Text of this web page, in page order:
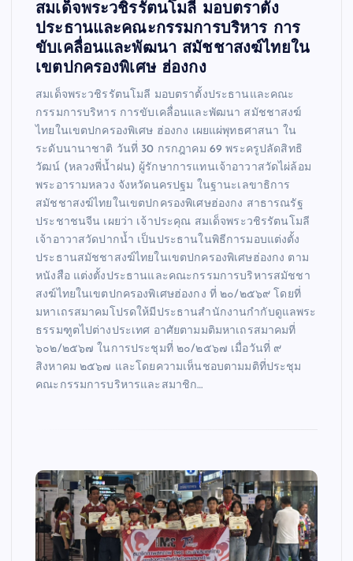
สมเด็จพระวชิรรัตนโมลี มอบตราตั้ง
ประธานและคณะกรรมการบริหาร การ
ขับเคลื่อนและพัฒนา สมัชชาสงฆ์ไทยใน
เขตปกครองพิเศษ ฮ่องกง
สมเด็จพระวชิรรัตนโมลี มอบตราตั้งประธานและคณะ
กรรมการบริหาร การขับเคลื่อนและพัฒนา สมัชชาสงฆ์
ไทยในเขตปกครองพิเศษ ฮ่องกง เผยแผ่พุทธศาสนา ใน
ระดับนานาชาติ วันที่ 30 กรกฎาคม 69 พระครูปลัดสิทธิ
วัฒน์ (หลวงพี่น้ำฝน) ผู้รักษาการแทนเจ้าอาวาสวัดไผ่ล้อม
พระอารามหลวง จังหวัดนครปฐม ในฐานะเลขาธิการ
สมัชชาสงฆ์ไทยในเขตปกครองพิเศษฮ่องกง สาธารณรัฐ
ประชาชนจีน เผยว่า เจ้าประคุณ สมเด็จพระวชิรรัตนโมลี
เจ้าอาวาสวัดปากน้ำ เป็นประธานในพิธีการมอบแต่งตั้ง
ประธานสมัชชาสงฆ์ไทยในเขตปกครองพิเศษฮ่องกง ตาม
หนังสือ แต่งตั้งประธานและคณะกรรมการบริหารสมัชชา
สงฆ์ไทยในเขตปกครองพิเศษฮ่องกง ที่ ๒๐/๒๕๖๙ โดยที่
มหาเถรสมาคมโปรดให้มีประธานสำนักงานกำกับดูแลพระ
ธรรมฑูตไปต่างประเทศ อาศัยตามมติมหาเถรสมาคมที่
๖๐๒/๒๕๖๗ ในการประชุมที่ ๒๐/๒๕๖๗ เมื่อวันที่ ๙
สิงหาคม ๒๕๖๗ และโดยความเห็นชอบตามมติที่ประชุม
คณะกรรมการบริหารและสมาชิก…